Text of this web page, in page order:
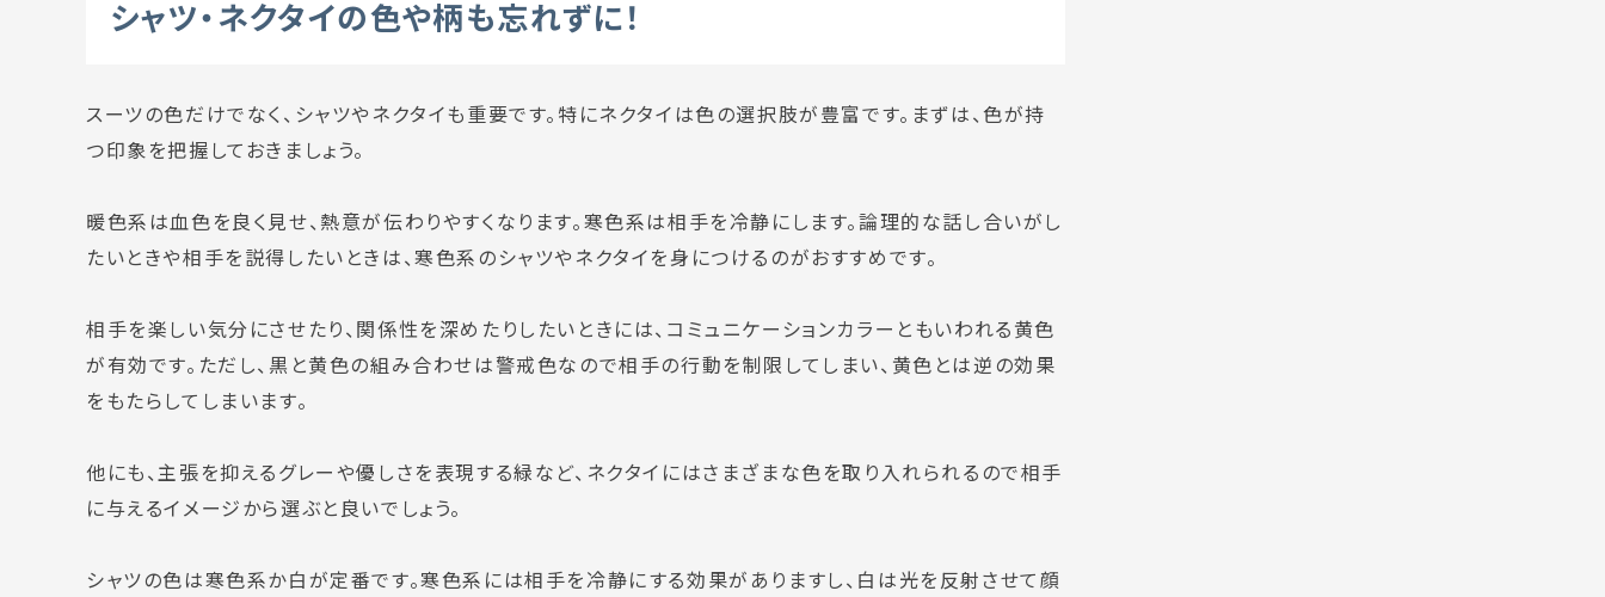
シャツ・ネクタイの色や柄も忘れずに！
スーツの色だけでなく、シャツやネクタイも重要です。特にネクタイは色の選択肢が豊富です。まずは、色が持
つ印象を把握しておきましょう。
暖色系は血色を良く見せ、熱意が伝わりやすくなります。寒色系は相手を冷静にします。 論理的な話し合いがし
たいときや相手を説得したいときは、寒色系のシャツやネクタイを身につけるのがおすすめです。
相手を楽しい気分にさせたり、関係性を深めたりしたいときには、コミュニケーションカラーともいわれる 黄色
が有効です。ただし、 黒と黄色の組み合わせは警戒色なので相手の行動を制限してしまい、黄色とは逆の効果
をもたらしてしまいます。
他にも、主張を抑えるグレーや優しさを表現する緑など、ネクタイにはさまざまな色を取り入れられるので相手
に与えるイメージから選ぶと良いでしょう。
シャツの色は寒色系か白が定番です。寒色系には相手を冷静にする効果がありますし、白は光を反射させて顔